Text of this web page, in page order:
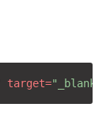
target="_blank"